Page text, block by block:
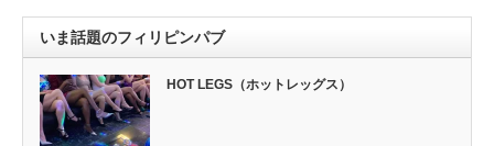
いま話題のフィリピンパブ
HOT LEGS（ホットレッグス）